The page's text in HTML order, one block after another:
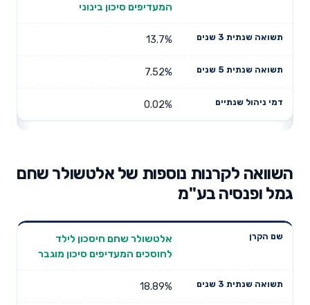
המעדיפים סיכון בינוני
13.7%
7.52%
0.02%
השוואה לקרנות נוספות של אלטשולר שחם
גמל ופנסיה בע"מ
שנתית 3
תשואה
שנתית 5
שנתיים
אלטשולר שחם חיסכון לילד
לחוסכים המעדיפים סיכון מוגבר
18.89%